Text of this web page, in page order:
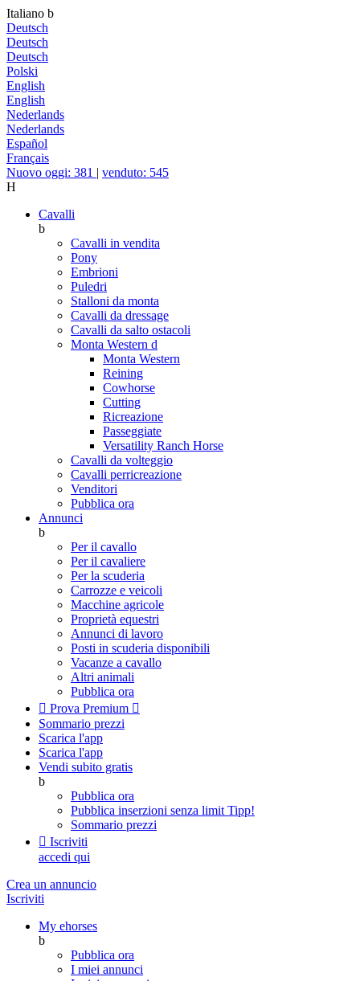
Italiano b
Deutsch
Deutsch
Deutsch
Polski
English
English
Nederlands
Nederlands
Español
Français
Nuovo oggi: 381 | venduto: 545
H
Cavalli
b
Cavalli in vendita
Pony
Embrioni
Puledri
Stalloni da monta
Cavalli da dressage
Cavalli da salto ostacoli
Monta Western d
Monta Western
Reining
Cowhorse
Cutting
Ricreazione
Passeggiate
Versatility Ranch Horse
Cavalli da volteggio
Cavalli perricreazione
Venditori
Pubblica ora
Annunci
b
Per il cavallo
Per il cavaliere
Per la scuderia
Carrozze e veicoli
Macchine agricole
Proprietà equestri
Annunci di lavoro
Posti in scuderia disponibili
Vacanze a cavallo
Altri animali
Pubblica ora
 Prova Premium 
Sommario prezzi
Scarica l'app
Scarica l'app
Vendi subito gratis
b
Pubblica ora
Pubblica inserzioni senza limit Tipp!
Sommario prezzi
 Iscriviti
accedi qui
Crea un annuncio
Iscriviti
My ehorses
b
Pubblica ora
I miei annunci